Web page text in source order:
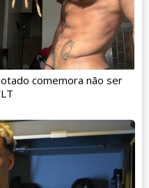
comemora não ser